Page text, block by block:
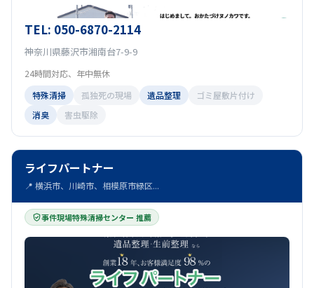
TEL: 050-6870-2114
神奈川県藤沢市湘南台7-9-9
24時間対応、年中無休
特殊清掃
孤独死の現場 遺品整理
ゴミ屋敷片付け
消臭
害虫駆除
ライフパートナー
📍 横浜市、川崎市、相模原市緑区...
事件現場特殊清掃センター 推薦